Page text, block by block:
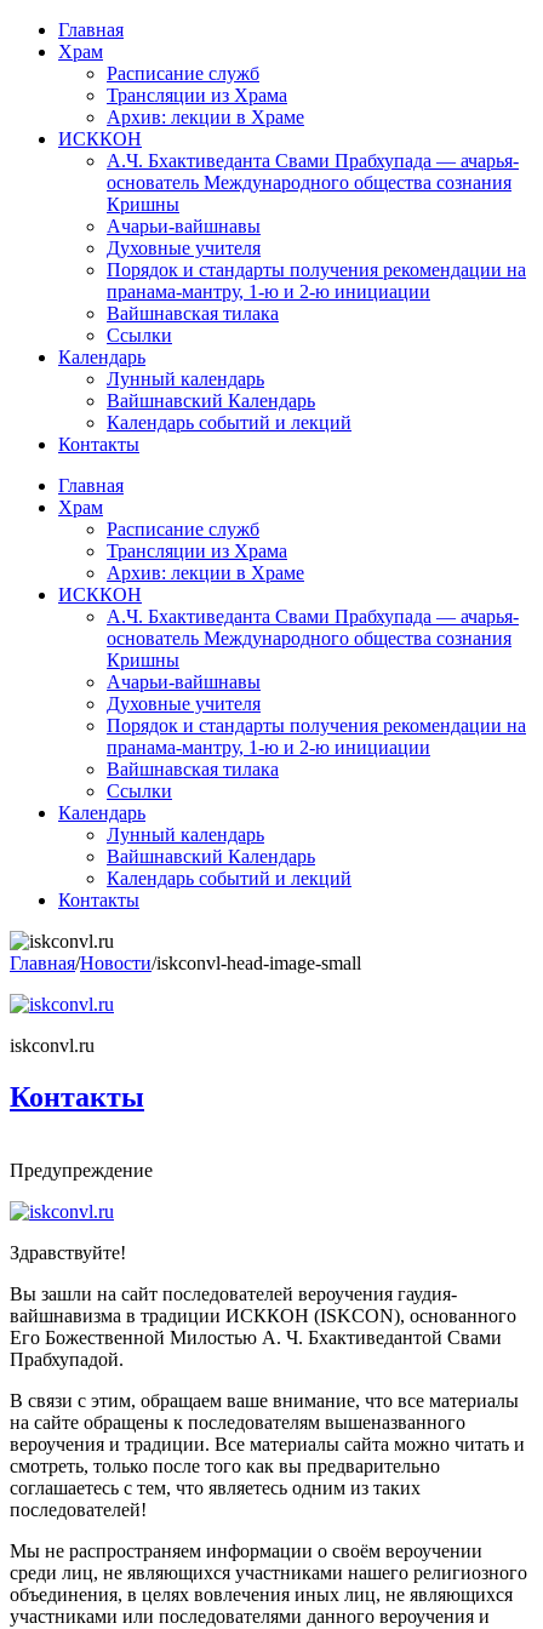
Перейти
содержимому
Главная
Храм
Расписание служб
Трансляции из Храма
Архив: лекции в Храме
ИСККОН
А.Ч. Бхактиведанта Свами Прабхупада — ачарья-
основатель Международного общества сознания
Кришны
Ачарьи-вайшнавы
Духовные учителя
Порядок и стандарты получения рекомендации на
пранама-мантру, 1-ю и 2-ю инициации
Вайшнавская тилака
Ссылки
Календарь
Лунный календарь
Вайшнавский Календарь
Календарь событий и лекций
Контакты
Главная
Храм
Расписание служб
Трансляции из Храма
Архив: лекции в Храме
ИСККОН
А.Ч. Бхактиведанта Свами Прабхупада — ачарья-
основатель Международного общества сознания
Кришны
Ачарьи-вайшнавы
Духовные учителя
Порядок и стандарты получения рекомендации на
пранама-мантру, 1-ю и 2-ю инициации
Вайшнавская тилака
Ссылки
Календарь
Лунный календарь
Вайшнавский Календарь
Календарь событий и лекций
Контакты
Главная/Новости/iskconvl-head-image-small
iskconvl.ru
Контакты
Предупреждение
Здравствуйте!
Вы зашли на сайт последователей вероучения гаудия-
вайшнавизма в традиции ИСККОН (ISKCON), основанного
Его Божественной Милостью А. Ч. Бхактиведантой Свами
Прабхупадой.
В связи с этим, обращаем ваше внимание, что все материалы
на сайте обращены к последователям вышеназванного
вероучения и традиции. Все материалы сайта можно читать и
смотреть, только после того как вы предварительно
соглашаетесь с тем, что являетесь одним из таких
последователей!
Мы не распространяем информации о своём вероучении
среди лиц, не являющихся участниками нашего религиозного
объединения, в целях вовлечения иных лиц, не являющихся
участниками или последователями данного вероучения и